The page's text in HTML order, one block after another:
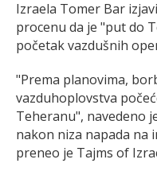
Izraela Tomer Bar
procenu da je "put do
početak vazdušnih
"Prema planovima,
vazduhoplovstva
Teheranu", navedeno
nakon niza napada na
preneo je Tajms of